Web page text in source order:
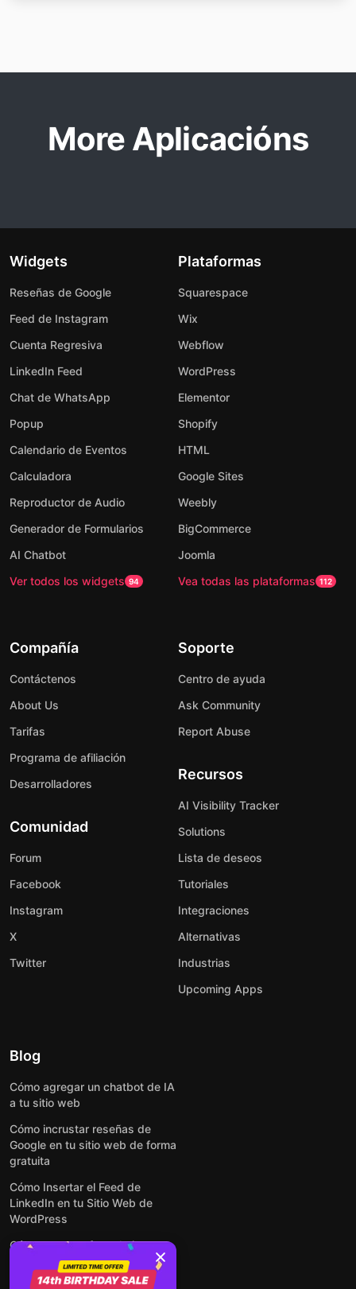
More Aplicacións
Widgets
Reseñas de Google
Feed de Instagram
Cuenta Regresiva
LinkedIn Feed
Chat de WhatsApp
Popup
Calendario de Eventos
Calculadora
Reproductor de Audio
Generador de Formularios
AI Chatbot
Ver todos los widgets 94
Plataformas
Squarespace
Wix
Webflow
WordPress
Elementor
Shopify
HTML
Google Sites
Weebly
BigCommerce
Joomla
Vea todas las plataformas 112
Compañía
Contáctenos
About Us
Tarifas
Programa de afiliación
Desarrolladores
Comunidad
Forum
Facebook
Instagram
X
Twitter
Soporte
Centro de ayuda
Ask Community
Report Abuse
Recursos
AI Visibility Tracker
Solutions
Lista de deseos
Tutoriales
Integraciones
Alternativas
Industrias
Upcoming Apps
Blog
Cómo agregar un chatbot de IA
a tu sitio web
Cómo incrustar reseñas de
Google en tu sitio web de forma
gratuita
Cómo Insertar el Feed de
LinkedIn en tu Sitio Web de
WordPress
Cómo crear un formulario para
WordPress: de manera simple y
rápida